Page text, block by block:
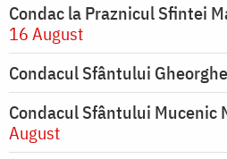
Condac la Praznicul Sfintei
16 August
Condacul Sfântului
Condacul Sfântului Mucenic
August